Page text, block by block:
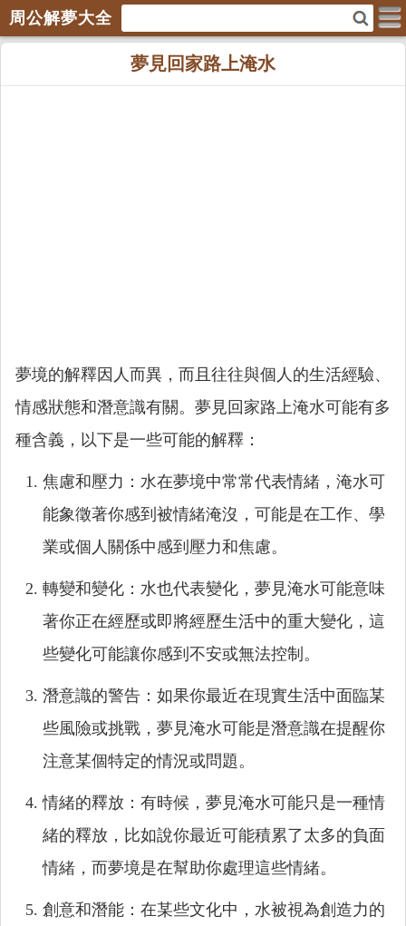
周公解夢大全
夢見回家路上淹水
夢境的解釋因人而異，而且往往與個人的生活經驗、
情感狀態和潛意識有關。夢見回家路上淹水可能有多
種含義，以下是一些可能的解釋：
焦慮和壓力：水在夢境中常常代表情緒，淹水可
能象徵著你感到被情緒淹沒，可能是在工作、學
業或個人關係中感到壓力和焦慮。
轉變和變化：水也代表變化，夢見淹水可能意味
著你正在經歷或即將經歷生活中的重大變化，這
些變化可能讓你感到不安或無法控制。
潛意識的警告：如果你最近在現實生活中面臨某
些風險或挑戰，夢見淹水可能是潛意識在提醒你
注意某個特定的情況或問題。
情緒的釋放：有時候，夢見淹水可能只是一種情
緒的釋放，比如說你最近可能積累了太多的負面
情緒，而夢境是在幫助你處理這些情緒。
創意和潛能：在某些文化中，水被視為創造力的